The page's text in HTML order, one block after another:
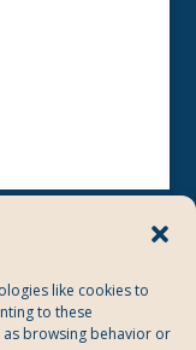
like cookies to
to these
browsing behavior or